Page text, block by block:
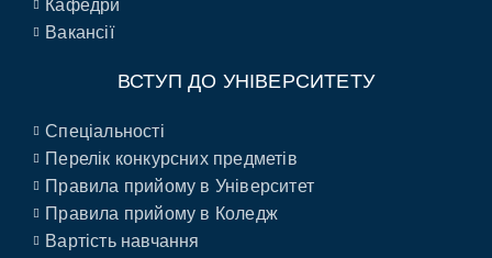
Кафедри
Вакансії
ВСТУП ДО УНІВЕРСИТЕТУ
Спеціальності
Перелік конкурсних предметів
Правила прийому в Університет
Правила прийому в Коледж
Вартість навчання